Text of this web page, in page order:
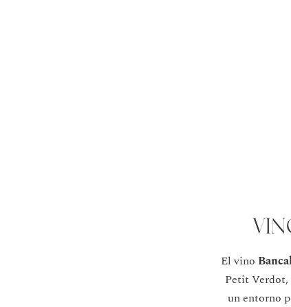
El vino
Petit Verdot,
un entorno